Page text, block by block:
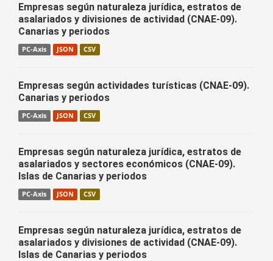
Empresas según naturaleza jurídica, estratos de
asalariados y divisiones de actividad (CNAE-09).
Canarias y periodos
PC-Axis JSON CSV
Empresas según actividades turísticas (CNAE-09).
Canarias y periodos
PC-Axis JSON CSV
Empresas según naturaleza jurídica, estratos de
asalariados y sectores económicos (CNAE-09).
Islas de Canarias y periodos
PC-Axis JSON CSV
Empresas según naturaleza jurídica, estratos de
asalariados y divisiones de actividad (CNAE-09).
Islas de Canarias y periodos